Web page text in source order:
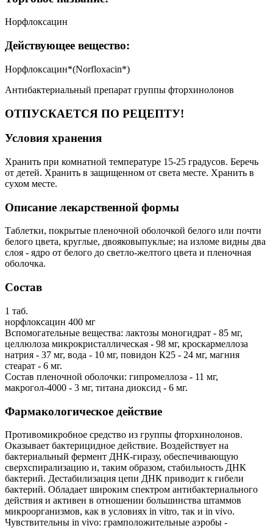
Норфлоксацин
Действующее вещество:
Норфлоксацин*(Norfloxacin*)
Антибактериальный препарат группы фторхинолонов
ОТПУСКАЕТСЯ ПО РЕЦЕПТУ!
Условия хранения
Хранить при комнатной температуре 15-25 градусов. Беречь
от детей. Хранить в защищенном от света месте. Хранить в
сухом месте.
Описание лекарственной формы
Таблетки, покрытые пленочной оболочкой белого или почти
белого цвета, круглые, двояковыпуклые; на изломе видны два
слоя - ядро от белого до светло-желтого цвета и пленочная
оболочка.
Состав
1 таб.
норфлоксацин 400 мг
Вспомогательные вещества: лактозы моногидрат - 85 мг,
целлюлоза микрокристаллическая - 98 мг, кроскармеллоза
натрия - 37 мг, вода - 10 мг, повидон К25 - 24 мг, магния
стеарат - 6 мг.
Состав пленочной оболочки: гипромеллоза - 11 мг,
макрогол-4000 - 3 мг, титана диоксид - 6 мг.
Фармакологическое действие
Противомикробное средство из группы фторхинолонов.
Оказывает бактерицидное действие. Воздействует на
бактериальный фермент ДНК-гиразу, обеспечивающую
сверхспирализацию и, таким образом, стабильность ДНК
бактерий. Дестабилизация цепи ДНК приводит к гибели
бактерий. Обладает широким спектром антибактериального
действия и активен в отношении большинства штаммов
микроорганизмов, как в условиях in vitro, так и in vivo.
Чувствительны in vivo: грамположительные аэробы -